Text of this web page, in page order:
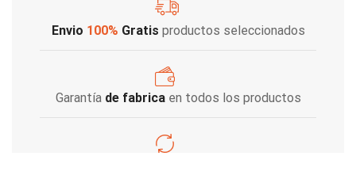
Envio 100% Gratis productos seleccionados
Garantía de fabricaen todos los productos